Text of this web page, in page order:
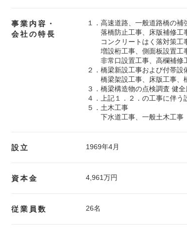
事業内容・
会社の特長
１．高速道路、一般道路橋の
落橋防止工事、床版補修工事
コンクリートはく落対策工事
増設桁工事、側面板設置工事
非常口設置工事、高欄補修
２．橋梁新設工事および付帯設
橋梁架設工事、床版工事、
３．橋梁構造物の点検調査 健
４．上記１．２．の工事に伴う
５．土木工事
下水道工事、一般土木工事
設立 1969年4月
資本金 4,961万円
従業員数 26名